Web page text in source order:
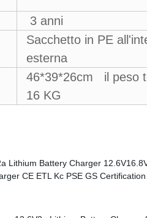
3 anni
Sacchetto in PE
esterna
46*39*26cm il peso
16 KG